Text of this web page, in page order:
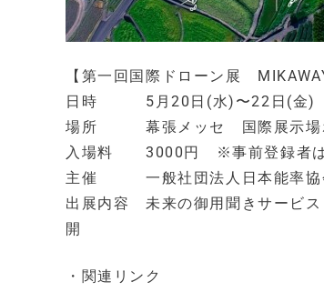
【第一回国際ドローン展
日時 5月20日(水)〜22日(金)
場所 幕張メッセ 国際展示場ホ
入場料 3000円 ※事前登録者
主催 一般社団法人日本能率協
出展内容 未来の御用聞きサービス
開
・関連リンク